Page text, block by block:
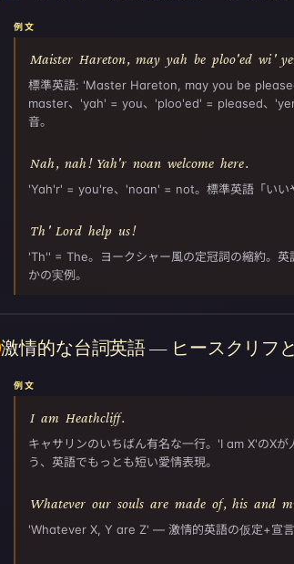
例文
Maister Hareton, may yah be ploo'ed wi '
標準英語: 'Master Hareton, may you be
master、'yah' = you、'ploo'ed' = pleased、
音。
Nah, nah! Yah'r noan welcome here.
'Yah'r' = you're、'noan' = not。標準英語「いい
Th ' Lord help us!
'Th'' = The。ヨークシャー風の定冠詞の縮約。
かの実例。
激情的な台詞英語 — ヒースクリフ
例文
I am Heathcliff.
キャサリンのいちばん有名な一行。'I am X'のX
う、英語でもっとも短い愛情表現。
Whatever our souls are made of, his and
'Whatever X, Y are Z' — 激情的英語の仮定+宣言